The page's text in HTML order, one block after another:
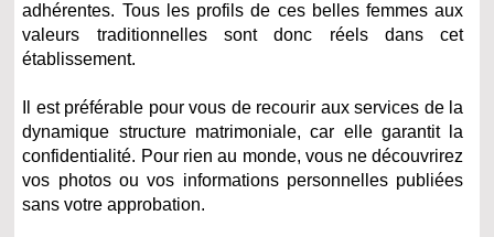
adhérentes. Tous les profils de ces belles femmes aux
valeurs traditionnelles sont donc réels dans cet
établissement.
Il est préférable pour vous de recourir aux services de la
dynamique structure matrimoniale, car elle garantit la
confidentialité. Pour rien au monde, vous ne découvrirez
vos photos ou vos informations personnelles publiées
sans votre approbation.